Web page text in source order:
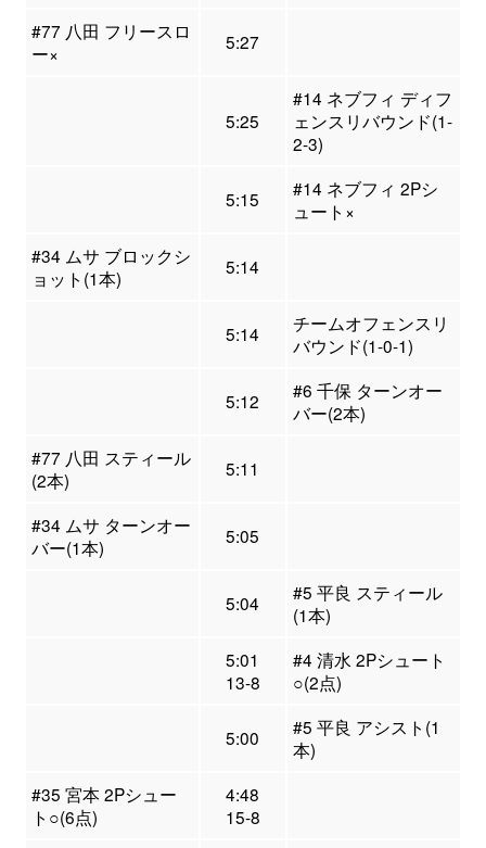
#77 八田 フリースロ
ー×
5:27
5:25
#14 ネブフィ ディフ
ェンスリバウンド(1-
2-3)
5:15
#14 ネブフィ 2Pシ
ュート×
#34 ムサ ブロックシ
ョット(1本)
5:14
5:14
チームオフェンスリ
バウンド(1-0-1)
5:12
#6 千保 ターンオー
バー(2本)
#77 八田 スティール
(2本)
5:11
#34 ムサ ターンオー
バー(1本)
5:05
5:04
#5 平良 スティール
(1本)
5:01
13-8
#4 清水 2Pシュート
○(2点)
5:00
#5 平良 アシスト(1
本)
#35 宮本 2Pシュー
ト○(6点)
4:48
15-8